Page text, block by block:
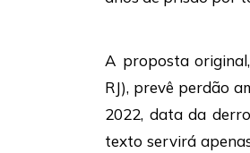
A proposta
RJ), prevê perdão
2022, data da
texto servirá